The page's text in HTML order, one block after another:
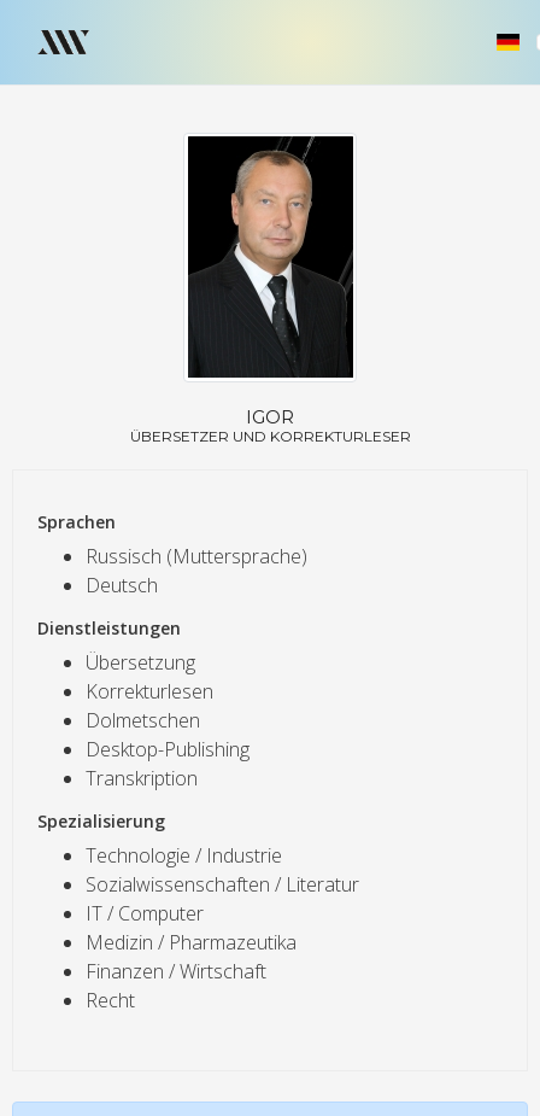
IGOR
ÜBERSETZER UND KORREKTURLESER
Sprachen
Russisch (Muttersprache)
Deutsch
Dienstleistungen
Übersetzung
Korrekturlesen
Dolmetschen
Desktop-Publishing
Transkription
Spezialisierung
Technologie / Industrie
Sozialwissenschaften / Literatur
IT / Computer
Medizin / Pharmazeutika
Finanzen / Wirtschaft
Recht